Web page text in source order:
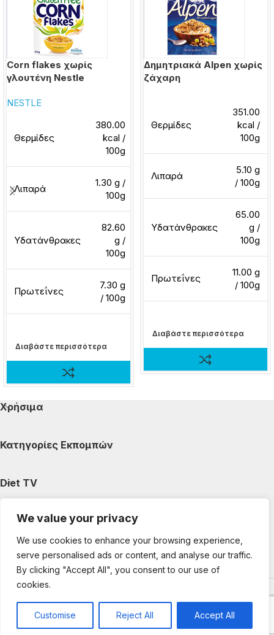
We value your privacy
We use cookies to enhance your browsing experience,
serve personalised ads or content, and analyse our traffic.
By clicking "Accept All", you consent to our use of
cookies.
Customise Reject All Accept All
Corn flakes χωρίς
γλουτένη Nestle
NESTLE
Θερμίδες
380.00
kcal /
100g
Λιπαρά
1.30 g /
100g
Υδατάνθρακες
82.60
g /
100g
Πρωτεΐνες
7.30 g
/ 100g
Διαβάστε περισσότερα
Δημητριακά Alpen χωρίς
ζάχαρη
Θερμίδες
351.00
kcal /
100g
Λιπαρά
5.10 g
/ 100g
Υδατάνθρακες
65.00
g /
100g
Πρωτεΐνες
11.00 g
/ 100g
Διαβάστε περισσότερα
Χρήσιμα
Κατηγορίες Εκπομπών
Diet TV
Κατηγορίες Άρθρων
Ακολουθήστε μας
Copyright © 2025 DietTV. All Rights Reserved.
development by web-idea.gr